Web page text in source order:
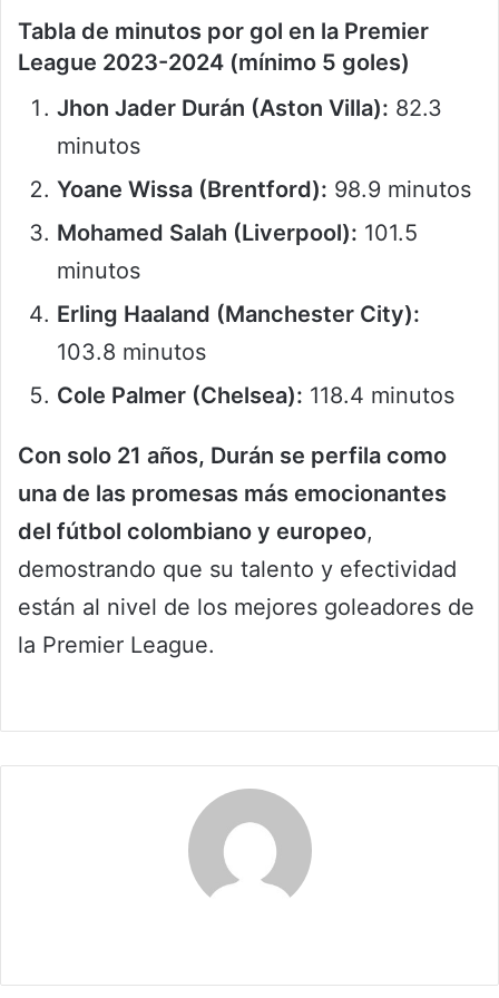
Tabla de minutos por gol en la Premier
League 2023-2024 (mínimo 5 goles)
Jhon Jader Durán (Aston Villa): 82.3
minutos
Yoane Wissa (Brentford): 98.9 minutos
Mohamed Salah (Liverpool): 101.5
minutos
Erling Haaland (Manchester City):
103.8 minutos
Cole Palmer (Chelsea): 118.4 minutos
Con solo 21 años, Durán se perfila como
una de las promesas más emocionantes
del fútbol colombiano y europeo,
demostrando que su talento y efectividad
están al nivel de los mejores goleadores de
la Premier League.